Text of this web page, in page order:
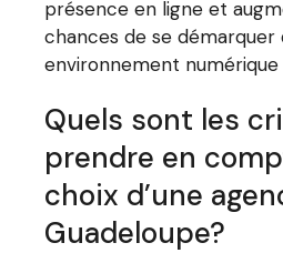
présence en ligne et
chances de se démarquer
environnement
Quels sont les
prendre en
choix d’une
Guadeloupe?